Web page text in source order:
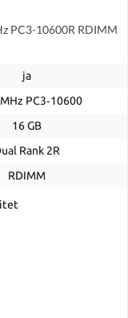
PC3-10600R RDIMM
ja
PC3‑10600
16 GB
Rank 2R
RDIMM